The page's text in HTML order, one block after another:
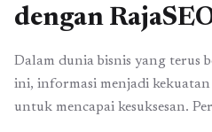
dengan
Dalam dunia bisnis yang terus
ini, informasi menjadi
untuk mencapai kesuksesan.